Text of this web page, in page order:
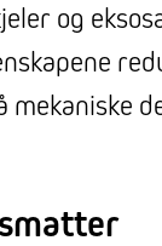
og
mekaniske